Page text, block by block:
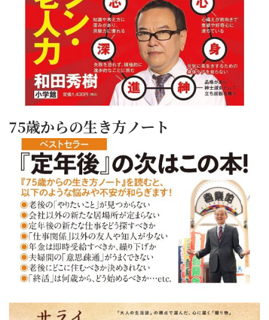
75歳からの生き方ノート